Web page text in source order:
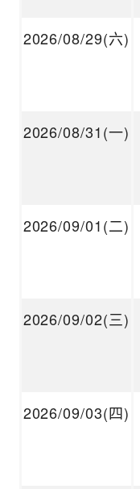
2026/08/29(六)
2026/08/31(一)
2026/09/01(二)
2026/09/02(三)
2026/09/03(四)